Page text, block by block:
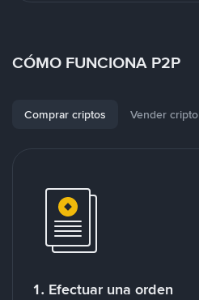
CÓMO FUNCIONA P2P
Comprar criptos Vender cripto
1. Efectuar una orden